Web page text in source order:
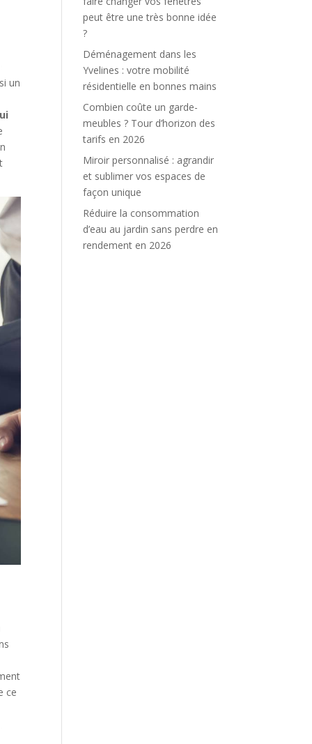
un
ce
peut être une très bonne idée
?
Déménagement dans les
Yvelines : votre mobilité
résidentielle en bonnes mains
Combien coûte un garde-
meubles ? Tour d’horizon des
tarifs en 2026
Miroir personnalisé : agrandir
et sublimer vos espaces de
façon unique
Réduire la consommation
d’eau au jardin sans perdre en
rendement en 2026